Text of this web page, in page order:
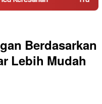
Berdasarkan
Lebih Mudah